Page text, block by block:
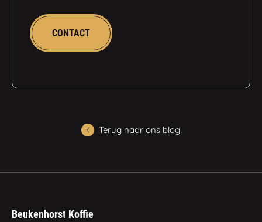
CONTACT
Terug naar ons blog
Beukenhorst Koffie